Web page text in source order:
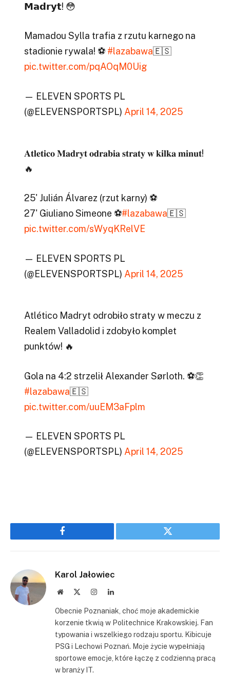
𝗠𝗮𝗱𝗿𝘆𝘁! 😳
Mamadou Sylla trafia z rzutu karnego na
stadionie rywala! ⚽️ #lazabawa🇪🇸
pic.twitter.com/pqAOqM0Uig
— ELEVEN SPORTS PL
(@ELEVENSPORTSPL) April 14, 2025
𝐀𝐭𝐥𝐞𝐭𝐢𝐜𝐨 𝐌𝐚𝐝𝐫𝐲𝐭 𝐨𝐝𝐫𝐚𝐛𝐢𝐚 𝐬𝐭𝐫𝐚𝐭𝐲 𝐰 𝐤𝐢𝐥𝐤𝐚 𝐦𝐢𝐧𝐮𝐭!
🔥
25' Julián Álvarez (rzut karny) ⚽️
27' Giuliano Simeone ⚽️#lazabawa🇪🇸
pic.twitter.com/sWyqKRelVE
— ELEVEN SPORTS PL
(@ELEVENSPORTSPL) April 14, 2025
Atlético Madryt odrobiło straty w meczu z
Realem Valladolid i zdobyło komplet
punktów! 🔥
Gola na 4:2 strzelił Alexander Sørloth. ⚽️👏
#lazabawa🇪🇸
pic.twitter.com/uuEM3aFplm
— ELEVEN SPORTS PL
(@ELEVENSPORTSPL) April 14, 2025
Facebook Twitter
Karol Jałowiec
Website InstagramLinkedIn
Obecnie Poznaniak, choć moje akademickie
korzenie tkwią w Politechnice Krakowskiej. Fan
typowania i wszelkiego rodzaju sportu. Kibicuje
PSG i Lechowi Poznań. Moje życie wypełniają
sportowe emocje, które łączę z codzienną pracą
w branży IT.